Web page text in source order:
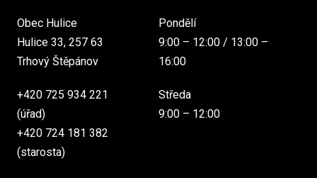
Obec Hulice
Hulice 33, 257 63
Trhový Štěpánov
+420 725 934 221
(úřad)
+420 724 181 382
(starosta)
Pondělí
9:00 – 12:00 / 13:00 –
16:00
Středa
9:00 – 12:00